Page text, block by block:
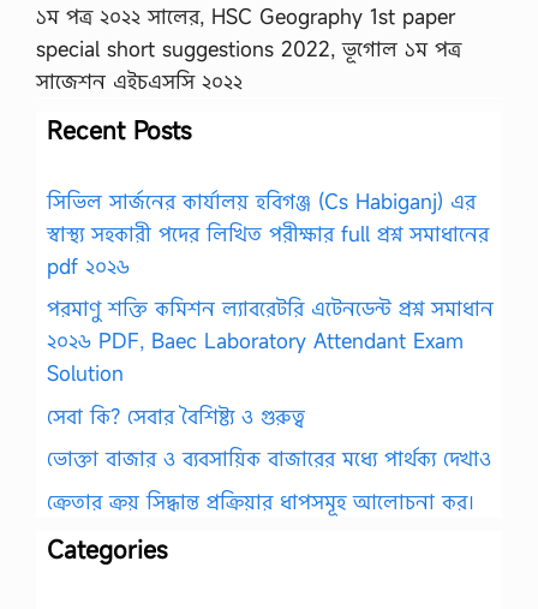
১ম পত্র ২০২২ সালের, HSC Geography 1st paper
special short suggestions 2022, ভূগোল ১ম পত্র
সাজেশন এইচএসসি ২০২২
Recent Posts
সিভিল সার্জনের কার্যালয় হবিগঞ্জ (Cs Habiganj) এর
স্বাস্থ্য সহকারী পদের লিখিত পরীক্ষার full প্রশ্ন সমাধানের
pdf ২০২৬
পরমাণু শক্তি কমিশন ল্যাবরেটরি এটেনডেন্ট প্রশ্ন সমাধান
২০২৬ PDF, Baec Laboratory Attendant Exam
Solution
সেবা কি? সেবার বৈশিষ্ট্য ও গুরুত্ব
ভোক্তা বাজার ও ব্যবসায়িক বাজারের মধ্যে পার্থক্য দেখাও
ক্রেতার ক্রয় সিদ্ধান্ত প্রক্রিয়ার ধাপসমূহ আলোচনা কর।
Categories